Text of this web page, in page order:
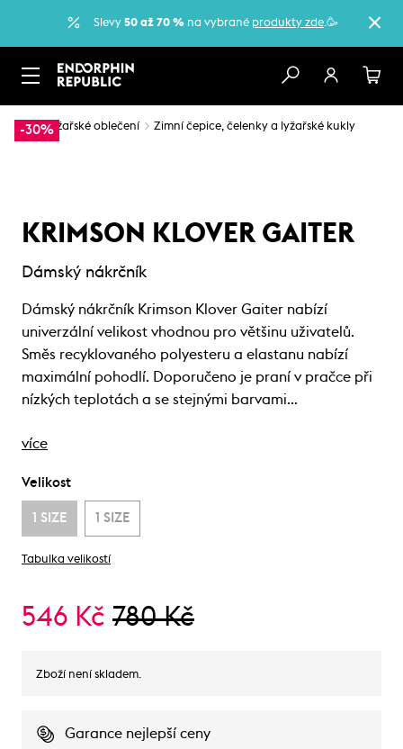
Slevy 50 až 70 % na vybrané produkty zde.🥳
-30%
… Lyžařské oblečení Zimní čepice, čelenky a lyžařské kukly
KRIMSON KLOVER GAITER
Dámský nákrčník
Dámský nákrčník Krimson Klover Gaiter nabízí
univerzální velikost vhodnou pro většinu uživatelů.
Směs recyklovaného polyesteru a elastanu nabízí
maximální pohodlí. Doporučeno je praní v pračce při
nízkých teplotách a se stejnými barvami…
více
Velikost
1 SIZE 1 SIZE
Tabulka velikostí
546 Kč 780 Kč
Zboží není skladem.
Garance nejlepší ceny